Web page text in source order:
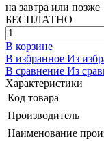
на завтра или позже
БЕСПЛАТНО
В корзине
В избранное Из
В сравнение Из
Характеристики
Код товара
Производитель
Наименование